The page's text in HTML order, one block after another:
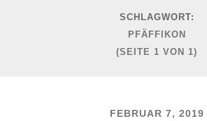
SCHLAGWORT:
PFÄFFIKON
(SEITE 1 VON 1)
FEBRUAR 7, 2019